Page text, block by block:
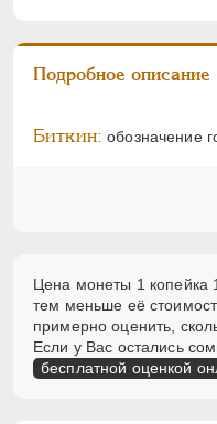
Подробное описание
Биткин: обозначение
Цена монеты 1 копейка
тем меньше её
примерно оценить,
Если у Вас остались
бесплатной оценкой